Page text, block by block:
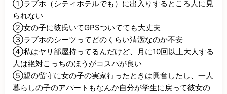
①ラブホ（シティホテルでも）に出入りするところ人に見
られない
②女の子に彼氏いてGPSついてても大丈夫
③ラブホのシーツってどのくらい清潔なのか不安
④私はヤリ部屋持ってるんだけど、月に10回以上大人する
人は絶対こっちのほうがコスパが良い
⑤親の留守に女の子の実家行ったときは興奮したし、一人
暮らしの子のアパートもなんか自分が学生に戻って彼女の